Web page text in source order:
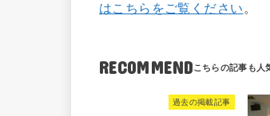
はこちらをご覧ください 。
RECOMMEND
過去の掲載記事